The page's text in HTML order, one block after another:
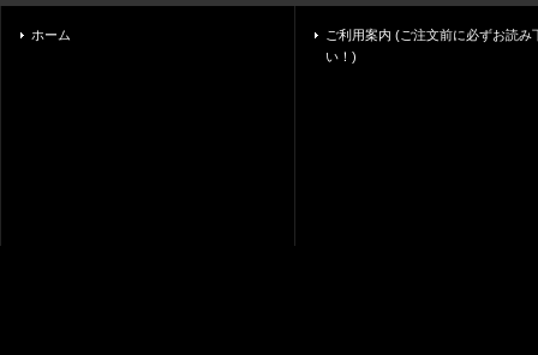
ホーム
ご利用案内 (ご注文前に必ずお読み
い！)